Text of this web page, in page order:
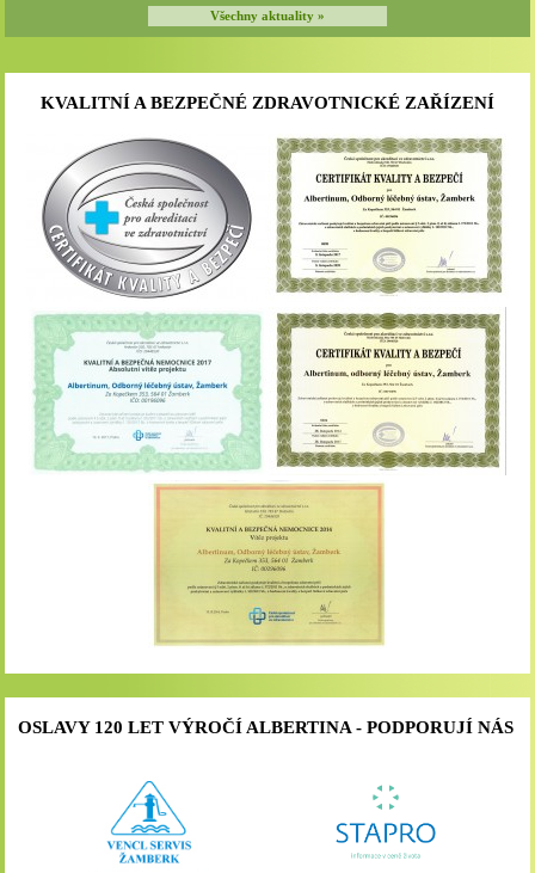
Všechny aktuality »
KVALITNÍ A BEZPEČNÉ ZDRAVOTNICKÉ ZAŘÍZENÍ
OSLAVY 120 LET VÝROČÍ ALBERTINA - PODPORUJÍ NÁS